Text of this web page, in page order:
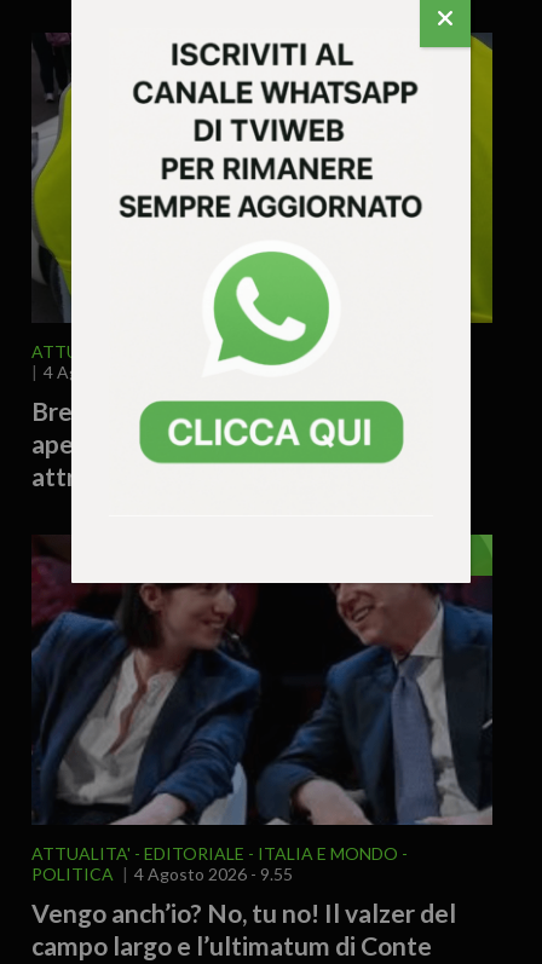
ATTUALITA'
VICENZA E PROVINCIA
4 Agosto 2026 - 12.12
Brendola cerca nuovi “nonni vigili”:
aperto il bando per sorvegliare gli
attraversamenti davanti alle scuole
ATTUALITA' EDITORIALE
ITALIA E MONDO
POLITICA
4 Agosto 2026 - 9.55
Vengo anch’io? No, tu no! Il valzer del
campo largo e l’ultimatum di Conte